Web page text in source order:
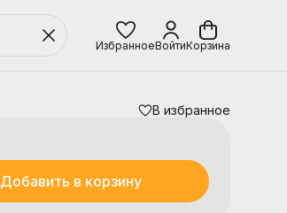
ИзбранноеВойтиКорзина
В избранное
Добавить в корзину